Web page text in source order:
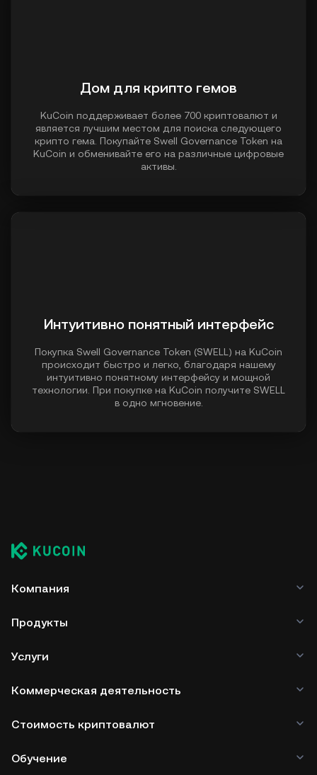
Дом для крипто гемов
KuCoin поддерживает более 700 криптовалют и
является лучшим местом для поиска следующего
крипто гема. Покупайте Swell Governance Token на
KuCoin и обменивайте его на различные цифровые
активы.
Интуитивно понятный интерфейс
Покупка Swell Governance Token (SWELL) на KuCoin
происходит быстро и легко, благодаря нашему
интуитивно понятному интерфейсу и мощной
технологии. При покупке на KuCoin получите SWELL
в одно мгновение.
Компания
Продукты
Услуги
Коммерческая деятельность
Стоимость криптовалют
Обучение